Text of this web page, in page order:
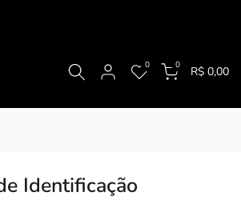
0 0 R$ 0,00
Identificação